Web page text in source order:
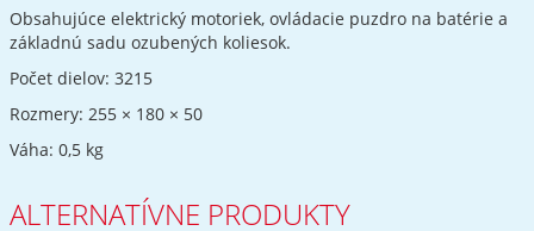
Obsahujúce elektrický motoriek, ovládacie puzdro na batérie a
základnú sadu ozubených koliesok.
Počet dielov: 3215
Rozmery: 255 × 180 × 50
Váha: 0,5 kg
ALTERNATÍVNE PRODUKTY